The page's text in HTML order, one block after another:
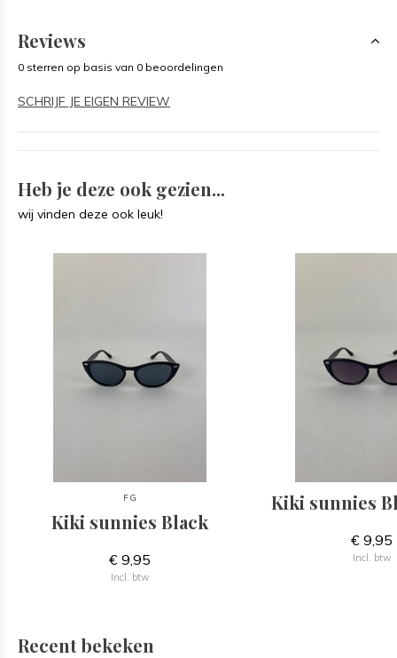
Reviews
0 sterren op basis van 0 beoordelingen
SCHRIJF JE EIGEN REVIEW
Heb je deze ook gezien...
wij vinden deze ook leuk!
FG
Kiki sunnies Black
€ 9,95
Incl. btw
Kiki sunnies
€ 9,95
Incl. btw
Recent bekeken